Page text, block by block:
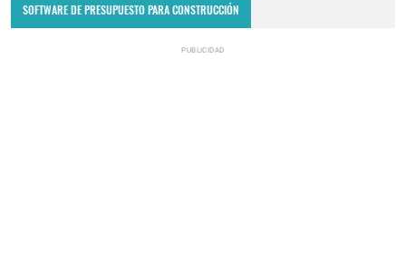
SOFTWARE DE PRESUPUESTO PARA CONSTRUCCIÓN